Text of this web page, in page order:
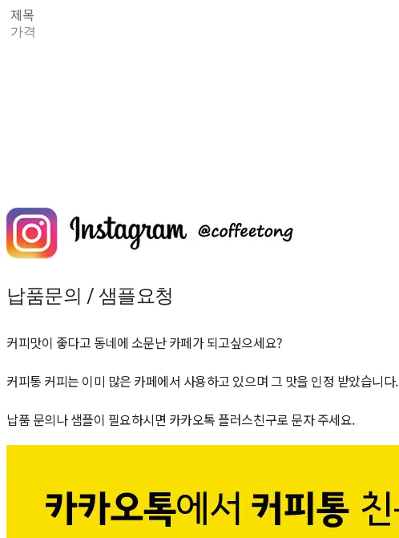
제목
가격
납품문의 / 샘플요청
커피맛이 좋다고 동네에 소문난 카페가 되고싶으세요?
커피통 커피는 이미 많은 카페에서 사용하고 있으며 그 맛을 인정 받았습니다.
납품 문의나 샘플이 필요하시면 카카오톡 플러스친구로 문자 주세요.